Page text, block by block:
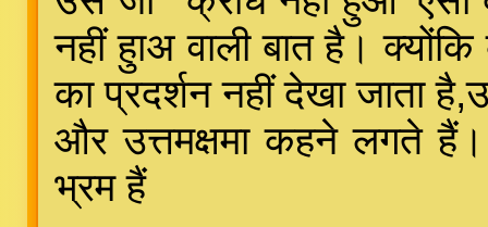
नहीं हुाअ वाली बात है।
का प्रदर्शन नहीं देखा जाता
और उत्तमक्षमा कहने लगते हैं।
भ्रम हैं